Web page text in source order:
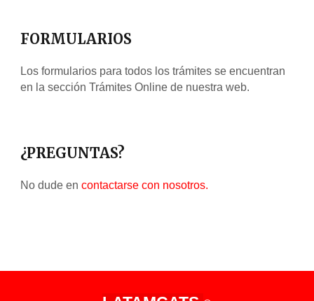
FORMULARIOS
Los formularios para todos los trámites se encuentran
en la sección Trámites Online de nuestra web.
¿PREGUNTAS?
No dude en contactarse con nosotros.